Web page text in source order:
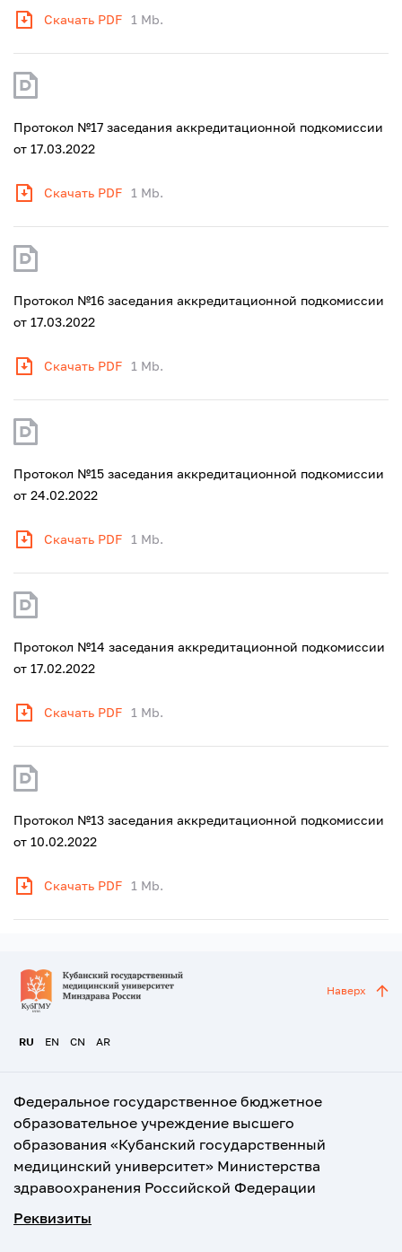
Скачать PDF 1 Mb.
Протокол №17 заседания аккредитационной подкомиссии
от 17.03.2022
Скачать PDF 1 Mb.
Протокол №16 заседания аккредитационной подкомиссии
от 17.03.2022
Скачать PDF 1 Mb.
Протокол №15 заседания аккредитационной подкомиссии
от 24.02.2022
Скачать PDF 1 Mb.
Протокол №14 заседания аккредитационной подкомиссии
от 17.02.2022
Скачать PDF 1 Mb.
Протокол №13 заседания аккредитационной подкомиссии
от 10.02.2022
Скачать PDF 1 Mb.
RU EN CN AR
Наверх
Федеральное государственное бюджетное
образовательное учреждение высшего
образования «Кубанский государственный
медицинский университет» Министерства
здравоохранения Российской Федерации
Реквизиты